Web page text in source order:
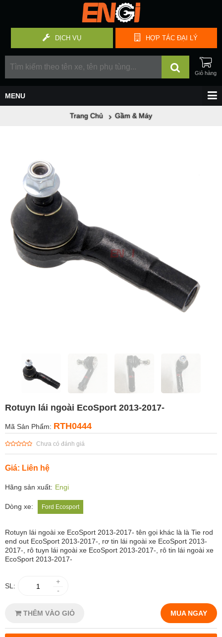
HỢP TÁC ĐẠI LÝ
DỊCH VỤ
Trang Chủ Gầm & Máy
Rotuyn lái ngoài EcoSport 2013-2017-
Mã Sản Phẩm: RTH0444
Chưa có đánh giá
Giá: Liên hệ
Hãng sản xuất: Engi
Dòng xe: Ford Ecosport
Rotuyn lái ngoài xe EcoSport 2013-2017- tên gọi khác là là Tie rod
end out EcoSport 2013-2017-, rơ tin lái ngoài xe EcoSport 2013-
2017-, rô tuyn lái ngoài xe EcoSport 2013-2017-, rô tin lái ngoài xe
EcoSport 2013-2017-
SL:
+
-
THÊM VÀO GIỎ MUA NGAY